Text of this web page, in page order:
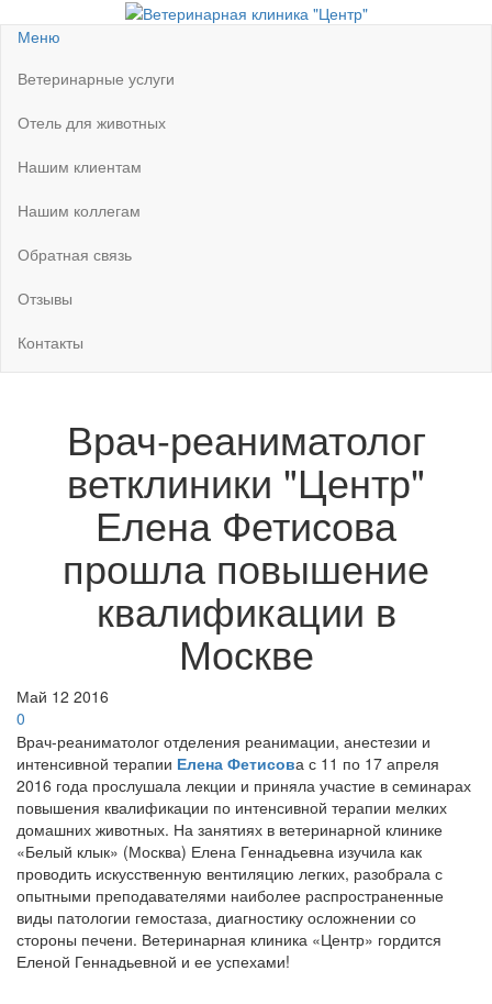
Ветеринарная клиника "Центр"
Круглосуточно
Меню
Ветеринарные услуги
Отель для животных
Нашим клиентам
Нашим коллегам
Обратная связь
Отзывы
Контакты
Врач-реаниматолог
ветклиники "Центр"
Елена Фетисова
прошла повышение
квалификации в
Москве
Май 12 2016
0
Врач-реаниматолог отделения реанимации, анестезии и
интенсивной терапии Елена Фетисова с 11 по 17 апреля
2016 года прослушала лекции и приняла участие в семинарах
повышения квалификации по интенсивной терапии мелких
домашних животных. На занятиях в ветеринарной клинике
«Белый клык» (Москва) Елена Геннадьевна изучила как
проводить искусственную вентиляцию легких, разобрала с
опытными преподавателями наиболее распространенные
виды патологии гемостаза, диагностику осложнении со
стороны печени. Ветеринарная клиника «Центр» гордится
Еленой Геннадьевной и ее успехами!